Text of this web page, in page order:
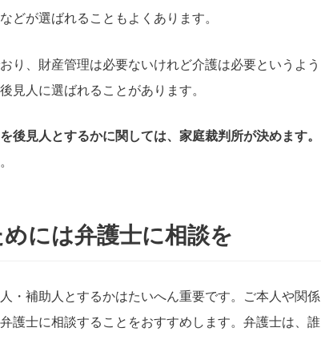
どが選ばれることもよくあります。
り、財産管理は必要ないけれど介護は必要というよう
見人に選ばれることがあります。
後見人とするかに関しては、家庭裁判所が決めます。
には弁護士に相談を
・補助人とするかはたいへん重要です。ご本人や関係
護士に相談することをおすすめします。弁護士は、誰